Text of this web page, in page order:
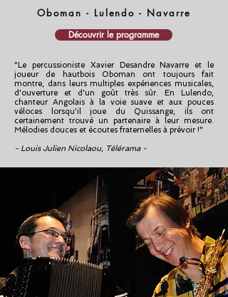
Oboman - Lulendo - Navarre
Découvrir le programme
"Le percussioniste Xavier Desandre Navarre et le
joueur de hautbois Oboman ont toujours fait
montre, dans leurs multiples expériences musicales,
d'ouverture et d'un goût très sûr. En Lulendo,
chanteur Angolais à la voie suave et aux pouces
véloces lorsqu'il joue du Quissange, ils ont
certainement trouvé un partenaire à leur mesure.
Mélodies douces et écoutes fraternelles à prévoir !"
- Louis Julien Nicolaou, Télérama -